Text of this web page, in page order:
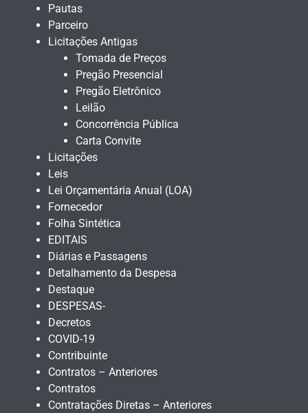
Pautas
Parceiro
Licitações Antigas
Tomada de Preços
Pregão Presencial
Pregão Eletrônico
Leilão
Concorrência Pública
Carta Convite
Licitações
Leis
Lei Orçamentária Anual (LOA)
Fornecedor
Folha Sintética
EDITAIS
Diárias e Passagens
Detalhamento da Despesa
Destaque
DESPESAS-
Decretos
COVID-19
Contribuinte
Contratos – Anteriores
Contratos
Contratações Diretas – Anteriores